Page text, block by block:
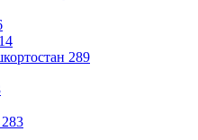
14
289
283